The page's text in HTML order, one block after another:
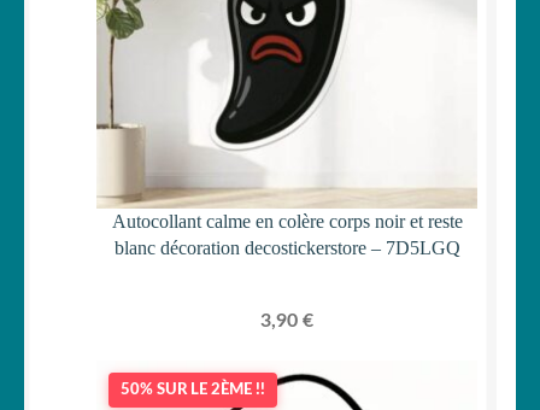
Autocollant calme en colère corps noir et reste
blanc décoration decostickerstore – 7D5LGQ
3,90 €
50% SUR LE 2ÈME !!